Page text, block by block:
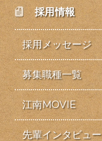
採用情報
採用メッセージ
募集職種一覧
江南MOVIE
先輩インタビュー